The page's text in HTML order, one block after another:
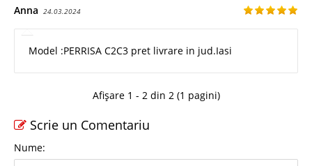
Anna 24.03.2024
Model :PERRISA C2C3 pret livrare in jud.Iasi
Afișare 1 - 2 din 2 (1 pagini)
Scrie un Comentariu
Nume: